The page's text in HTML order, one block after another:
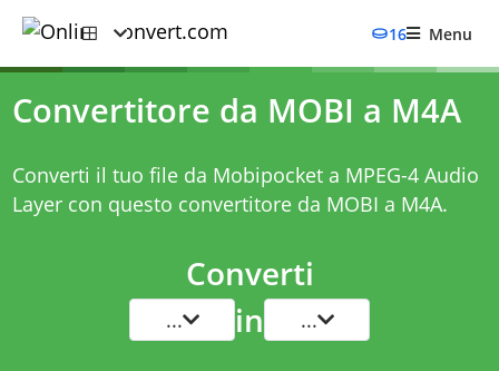
16 Menu
Convertitore da MOBI a M4A
Converti il tuo file da Mobipocket a MPEG-4 Audio
Layer con questo convertitore da MOBI a M4A.
Converti
... in ...